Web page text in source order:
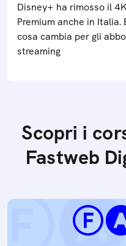
Disney+ ha rimosso il
Premium anche in Italia.
cosa cambia per gli
streaming
Scopri i
Fastweb